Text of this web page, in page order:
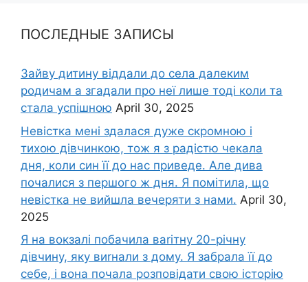
ПОСЛЕДНЫЕ ЗАПИСЫ
Зайву дитину віддали до села далеким
родичам а згадали про неї лише тоді коли та
стала успішною April 30, 2025
Невістка мені здалася дуже скромною і
тихою дівчинкою, тож я з радістю чекала
дня, коли син її до нас приведе. Але дива
почалися з першого ж дня. Я помітила, що
невістка не вийшла вечеряти з нами. April 30,
2025
Я на вокзалі побачила ваrітну 20-річну
дівчину, яку виrнали з дому. Я забрала її до
себе, і вона почала розповідати свою історію